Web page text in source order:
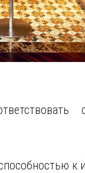
к